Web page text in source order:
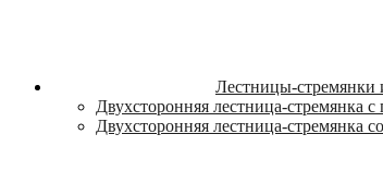
Лестницы-стремянки
Двухсторонняя лестница-стремянка
Двухсторонняя лестница-стремянка